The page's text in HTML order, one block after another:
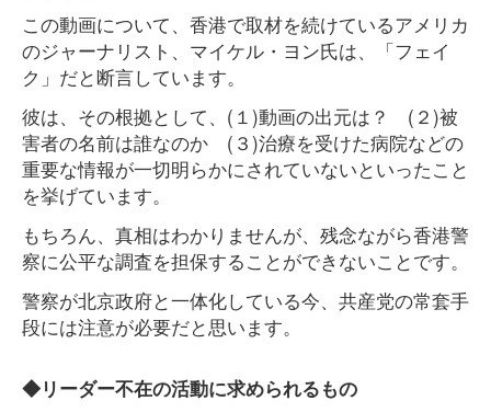
この動画について、香港で取材を続けているアメリカ
のジャーナリスト、マイケル・ヨン氏は、「フェイ
ク」だと断言しています。
彼は、その根拠として、(１)動画の出元は？ (２)被
害者の名前は誰なのか (３)治療を受けた病院などの
重要な情報が一切明らかにされていないといったこと
を挙げています。
もちろん、真相はわかりませんが、残念ながら香港警
察に公平な調査を担保することができないことです。
警察が北京政府と一体化している今、共産党の常套手
段には注意が必要だと思います。
◆リーダー不在の活動に求められるもの